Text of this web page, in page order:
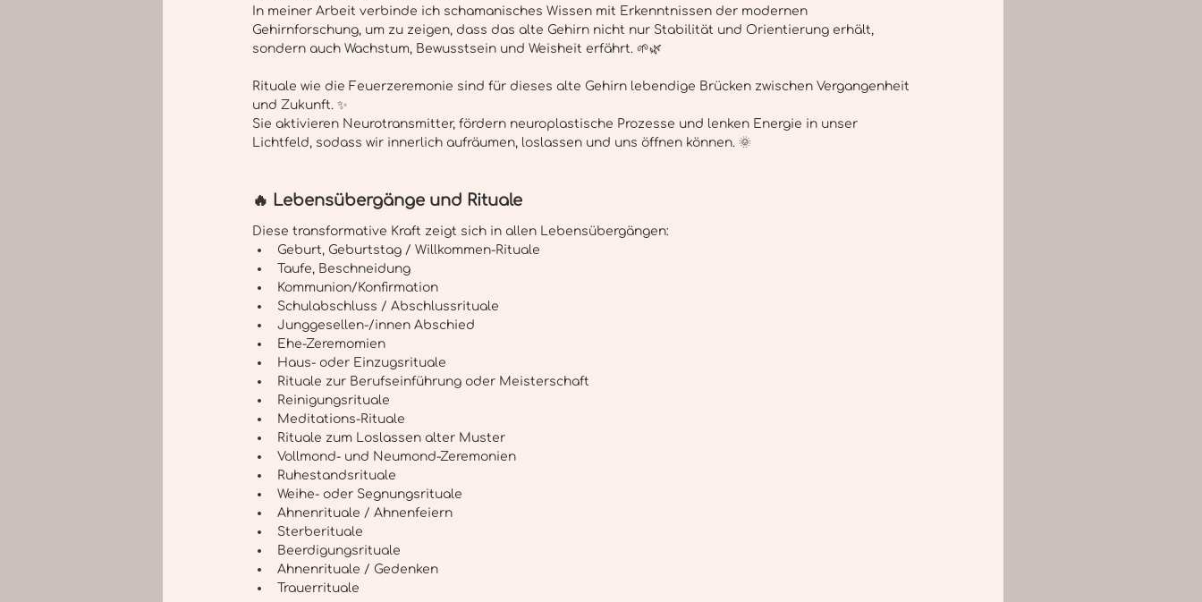
In meiner Arbeit verbinde ich schamanisches Wissen mit Erkenntnissen der modernen
Gehirnforschung, um zu zeigen, dass das alte Gehirn nicht nur Stabilität und Orientierung erhält,
sondern auch Wachstum, Bewusstsein und Weisheit erfährt. 🌱🌿
Rituale wie die Feuerzeremonie sind für dieses alte Gehirn lebendige Brücken zwischen Vergangenheit
und Zukunft. ✨
Sie aktivieren Neurotransmitter, fördern neuroplastische Prozesse und lenken Energie in unser
Lichtfeld, sodass wir innerlich aufräumen, loslassen und uns öffnen können. 🌞
🔥 Lebensübergänge und Rituale
Diese transformative Kraft zeigt sich in allen Lebensübergängen:
Geburt, Geburtstag / Willkommen-Rituale
Taufe, Beschneidung
Kommunion/Konfirmation
Schulabschluss / Abschlussrituale
Junggesellen-/innen Abschied
Ehe-Zeremomien
Haus- oder Einzugsrituale
Rituale zur Berufseinführung oder Meisterschaft
Reinigungsrituale
Meditations-Rituale
Rituale zum Loslassen alter Muster
Vollmond- und Neumond-Zeremonien
Ruhestandsrituale
Weihe- oder Segnungsrituale
Ahnenrituale / Ahnenfeiern
Sterberituale
Beerdigungsrituale
Ahnenrituale / Gedenken
Trauerrituale